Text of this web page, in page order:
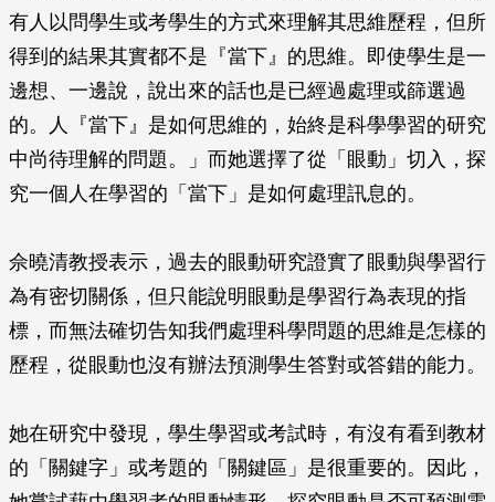
有人以問學生或考學生的方式來理解其思維歷程，但所
得到的結果其實都不是『當下』的思維。即使學生是一
邊想、一邊說，說出來的話也是已經過處理或篩選過
的。人『當下』是如何思維的，始終是科學學習的研究
中尚待理解的問題。」而她選擇了從「眼動」切入，探
究一個人在學習的「當下」是如何處理訊息的。
佘曉清教授表示，過去的眼動研究證實了眼動與學習行
為有密切關係，但只能說明眼動是學習行為表現的指
標，而無法確切告知我們處理科學問題的思維是怎樣的
歷程，從眼動也沒有辦法預測學生答對或答錯的能力。
她在研究中發現，學生學習或考試時，有沒有看到教材
的「關鍵字」或考題的「關鍵區」是很重要的。因此，